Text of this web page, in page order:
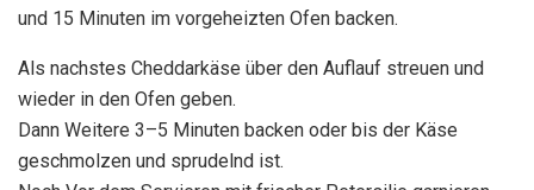
und 15 Minuten im vorgeheizten Ofen backen.
Als nachstes Cheddarkäse über den Auflauf streuen und
wieder in den Ofen geben.
Dann Weitere 3–5 Minuten backen oder bis der Käse
geschmolzen und sprudelnd ist.